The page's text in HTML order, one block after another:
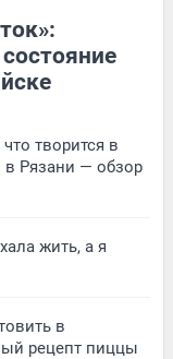
творится в
Рязани — обзор
жить, а я
в
рецепт пиццы